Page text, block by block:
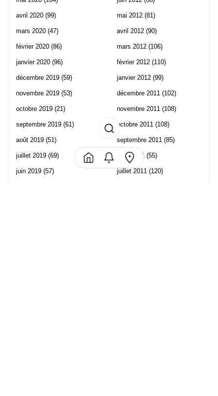
avril 2020 (99)
mars 2020 (47)
février 2020 (86)
janvier 2020 (96)
décembre 2019 (59)
novembre 2019 (53)
octobre 2019 (21)
septembre 2019 (61)
août 2019 (51)
juillet 2019 (69)
juin 2019 (57)
mai 2012 (81)
avril 2012 (90)
mars 2012 (106)
février 2012 (110)
janvier 2012 (99)
décembre 2011 (102)
novembre 2011 (108)
octobre 2011 (108)
septembre 2011 (85)
août 2011 (55)
juillet 2011 (120)